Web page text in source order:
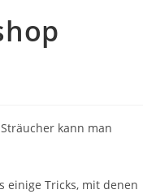
kann man
einige Tricks, mit denen